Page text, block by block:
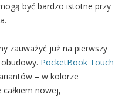
być bardzo istotne przy
zauważyć już na pierwszy
PocketBook Touch
– w kolorze
nowej,